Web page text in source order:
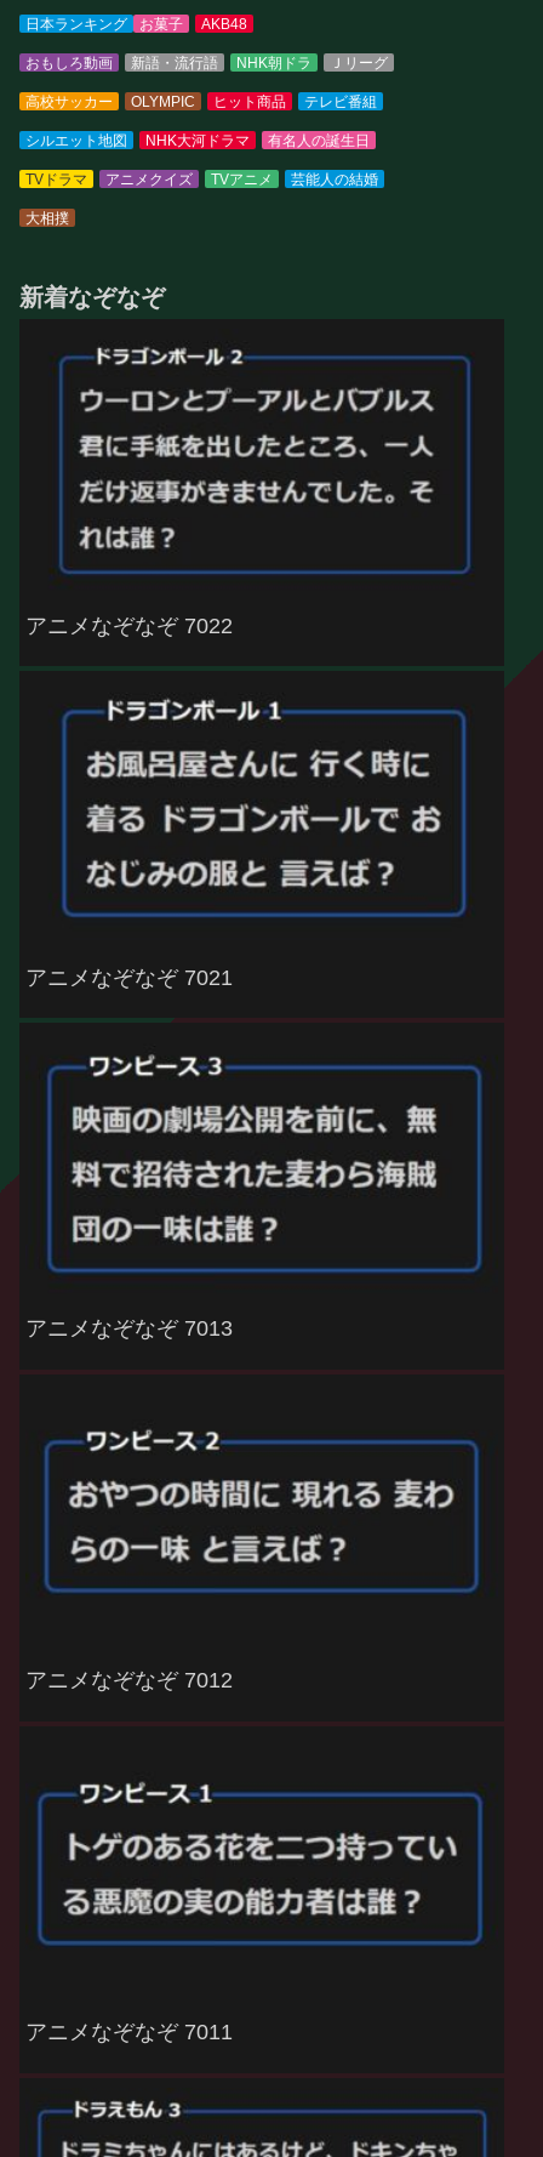
日本ランキング お菓子 AKB48
おもしろ動画 新語・流行語 NHK朝ドラ Ｊリーグ
高校サッカー OLYMPIC ヒット商品 テレビ番組
シルエット地図 NHK大河ドラマ 有名人の誕生日
TVドラマ アニメクイズ TVアニメ 芸能人の結婚
大相撲
新着なぞなぞ
アニメなぞなぞ 7022
アニメなぞなぞ 7021
アニメなぞなぞ 7013
アニメなぞなぞ 7012
アニメなぞなぞ 7011